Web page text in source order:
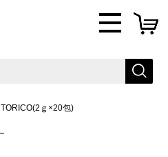
TORICO(2ｇ×20包)